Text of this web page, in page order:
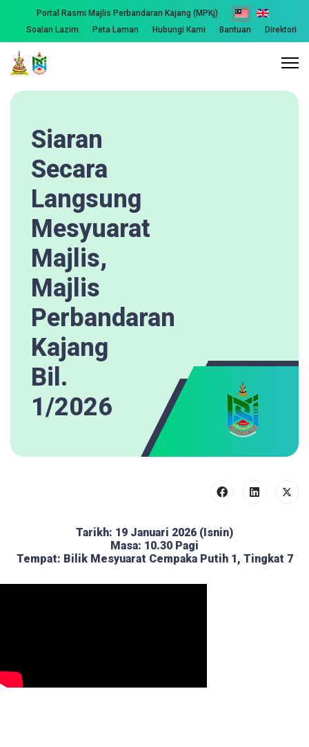
Portal Rasmi Majlis Perbandaran Kajang (MPKj)
Soalan Lazim
Peta Laman Hubungi Kami Bantuan Direktori
Siaran
Secara
Langsung
Mesyuarat
Majlis,
Majlis
Perbandaran
Kajang
Bil.
1/2026
Tarikh: 19 Januari 2026 (Isnin)
Masa: 10.30 Pagi
Tempat: Bilik Mesyuarat Cempaka Putih 1, Tingkat 7